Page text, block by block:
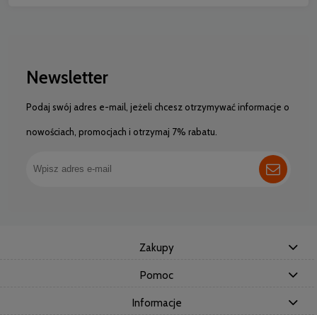
Newsletter
Podaj swój adres e-mail, jeżeli chcesz otrzymywać informacje o
nowościach, promocjach i otrzymaj 7% rabatu.
Zakupy
Pomoc
Informacje